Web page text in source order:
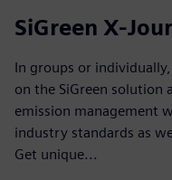
SiGreen X-
In groups or
on the SiGreen solution
emission management
industry standards as
Get unique...